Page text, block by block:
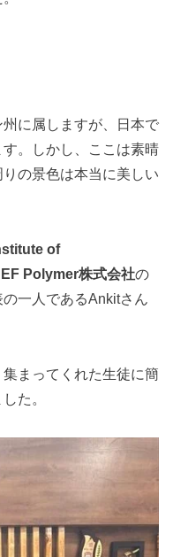
に属しますが、日本で
。しかし、ここは素晴
の景色は本当に美しい
of
EF Polymer株式会社の
一人であるAnkitさん
まってくれた生徒に簡
た。